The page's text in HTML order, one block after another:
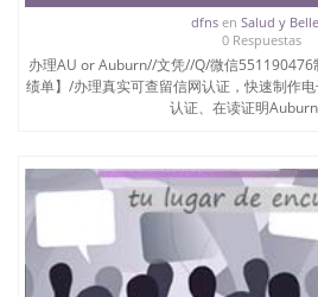
dfnsen Salud y
0 Respuestas
办理AU or Auburn//文凭//Q/微信551190476
绩单】/办理真实可查留信网认证，快速制作
认证、在读证明